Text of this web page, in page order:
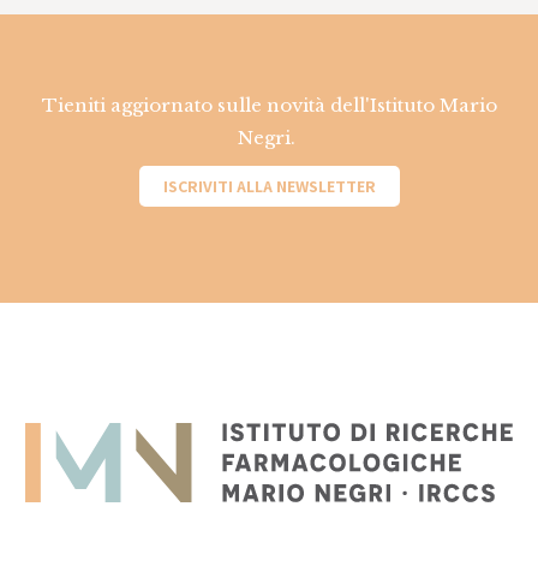
Tieniti aggiornato sulle novità dell'Istituto Mario
Negri.
ISCRIVITI ALLA NEWSLETTER